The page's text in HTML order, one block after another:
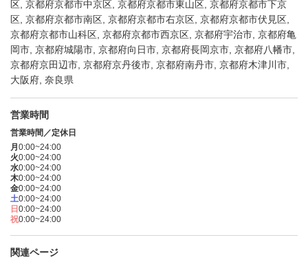
区, 京都府京都市中京区, 京都府京都市東山区, 京都府京都市下京
区, 京都府京都市南区, 京都府京都市右京区, 京都府京都市伏見区,
京都府京都市山科区, 京都府京都市西京区, 京都府宇治市, 京都府亀
岡市, 京都府城陽市, 京都府向日市, 京都府長岡京市, 京都府八幡市,
京都府京田辺市, 京都府京丹後市, 京都府南丹市, 京都府木津川市,
大阪府, 奈良県
営業時間
営業時間／定休日
月 0:00~24:00
火0:00~24:00
水0:00~24:00
木0:00~24:00
金0:00~24:00
土0:00~24:00
日 0:00~24:00
祝0:00~24:00
関連ページ